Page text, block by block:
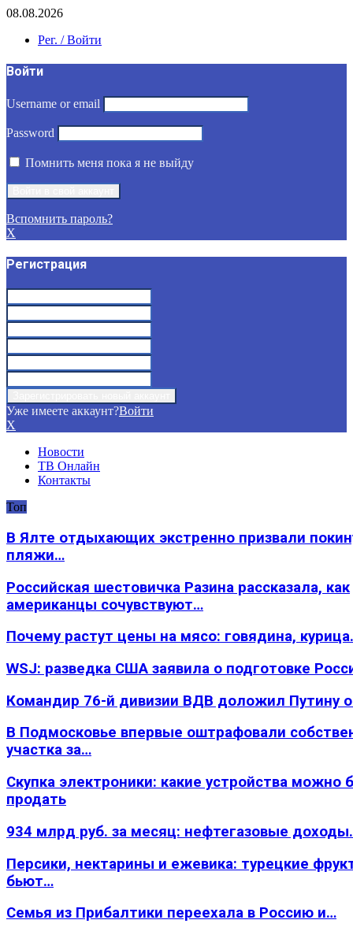
08.08.2026
Рег. / Войти
Войти
Username or email
Password
Помнить меня пока я не выйду
Вспомнить пароль?
X
Регистрация
Уже имеете аккаунт?Войти
X
Новости
ТВ Онлайн
Контакты
Топ
В Ялте отдыхающих экстренно призвали
пляжи…
Российская шестовичка Разина рассказала, как
американцы сочувствуют…
Почему растут цены на мясо: говядина,
WSJ: разведка США заявила о подготовке
Командир 76-й дивизии ВДВ доложил Путину
В Подмосковье впервые оштрафовали
участка за…
Скупка электроники: какие устройства можно
продать
934 млрд руб. за месяц: нефтегазовые
Персики, нектарины и ежевика: турецкие
бьют…
Семья из Прибалтики переехала в Россию и…